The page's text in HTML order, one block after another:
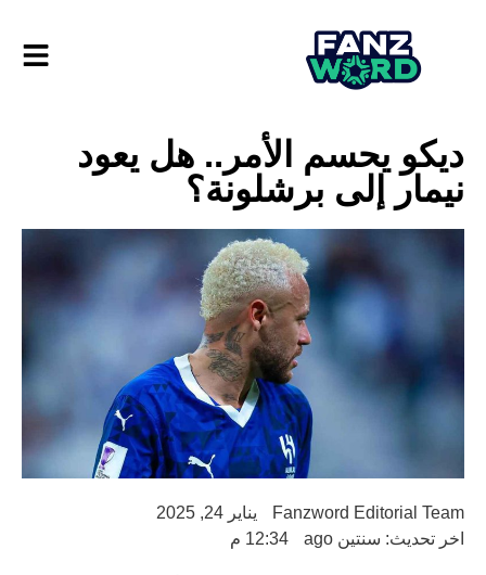
ديكو يحسم الأمر.. هل يعود
نيمار إلى برشلونة؟
Fanzword Editorial Team
يناير 24, 2025
اخر تحديث: سنتين ago
12:34 م